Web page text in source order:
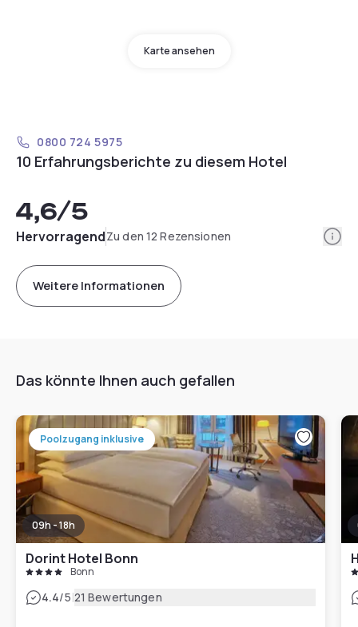
Karte ansehen
0800 724 5975
10 Erfahrungsberichte zu diesem Hotel
4,6/5
HervorragendZu den 12 Rezensionen
Weitere Informationen
Das könnte Ihnen auch gefallen
Poolzugang inklusive
09h - 18h
Dorint Hotel Bonn
Bonn
4.4/5|21 Bewertungen